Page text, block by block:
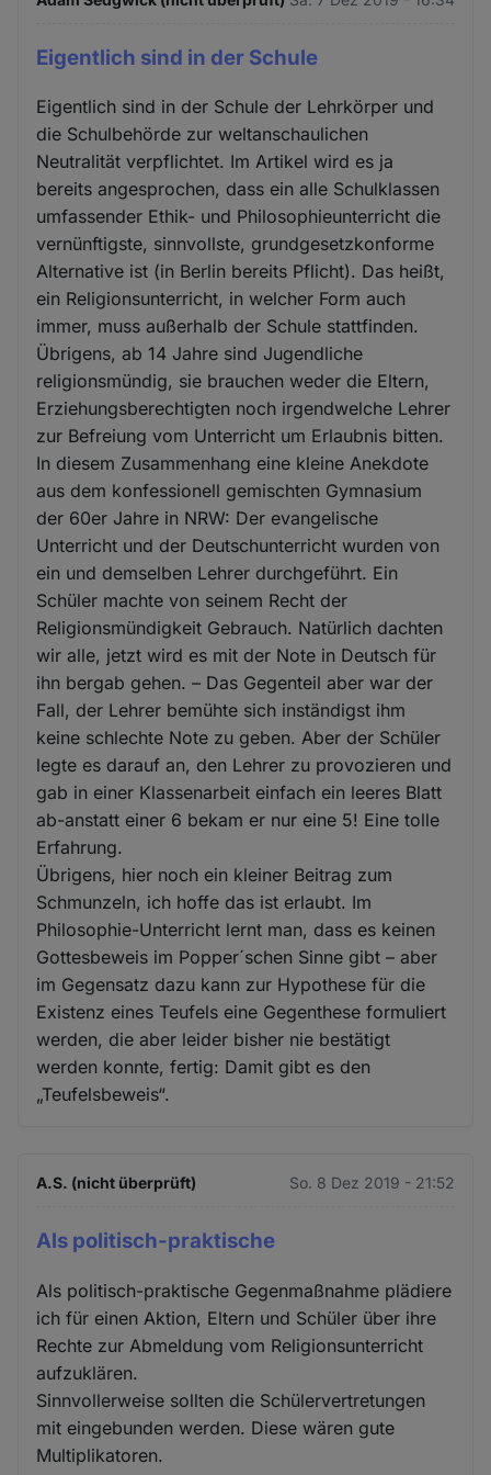
Eigentlich sind in der Schule
Eigentlich sind in der Schule der Lehrkörper und
die Schulbehörde zur weltanschaulichen
Neutralität verpflichtet. Im Artikel wird es ja
bereits angesprochen, dass ein alle Schulklassen
umfassender Ethik- und Philosophieunterricht die
vernünftigste, sinnvollste, grundgesetzkonforme
Alternative ist (in Berlin bereits Pflicht). Das heißt,
ein Religionsunterricht, in welcher Form auch
immer, muss außerhalb der Schule stattfinden.
Übrigens, ab 14 Jahre sind Jugendliche
religionsmündig, sie brauchen weder die Eltern,
Erziehungsberechtigten noch irgendwelche Lehrer
zur Befreiung vom Unterricht um Erlaubnis bitten.
In diesem Zusammenhang eine kleine Anekdote
aus dem konfessionell gemischten Gymnasium
der 60er Jahre in NRW: Der evangelische
Unterricht und der Deutschunterricht wurden von
ein und demselben Lehrer durchgeführt. Ein
Schüler machte von seinem Recht der
Religionsmündigkeit Gebrauch. Natürlich dachten
wir alle, jetzt wird es mit der Note in Deutsch für
ihn bergab gehen. – Das Gegenteil aber war der
Fall, der Lehrer bemühte sich inständigst ihm
keine schlechte Note zu geben. Aber der Schüler
legte es darauf an, den Lehrer zu provozieren und
gab in einer Klassenarbeit einfach ein leeres Blatt
ab-anstatt einer 6 bekam er nur eine 5! Eine tolle
Erfahrung.
Übrigens, hier noch ein kleiner Beitrag zum
Schmunzeln, ich hoffe das ist erlaubt. Im
Philosophie-Unterricht lernt man, dass es keinen
Gottesbeweis im Popper´schen Sinne gibt – aber
im Gegensatz dazu kann zur Hypothese für die
Existenz eines Teufels eine Gegenthese formuliert
werden, die aber leider bisher nie bestätigt
werden konnte, fertig: Damit gibt es den
„Teufelsbeweis“.
A.S. (nicht überprüft) So. 8 Dez 2019 - 21:52
Als politisch-praktische
Als politisch-praktische Gegenmaßnahme plädiere
ich für einen Aktion, Eltern und Schüler über ihre
Rechte zur Abmeldung vom Religionsunterricht
aufzuklären.
Sinnvollerweise sollten die Schülervertretungen
mit eingebunden werden. Diese wären gute
Multiplikatoren.